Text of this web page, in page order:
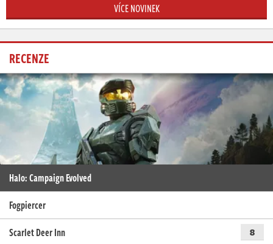
VÍCE NOVINEK
RECENZE
Halo: Campaign Evolved
Fogpiercer
Scarlet Deer Inn
8